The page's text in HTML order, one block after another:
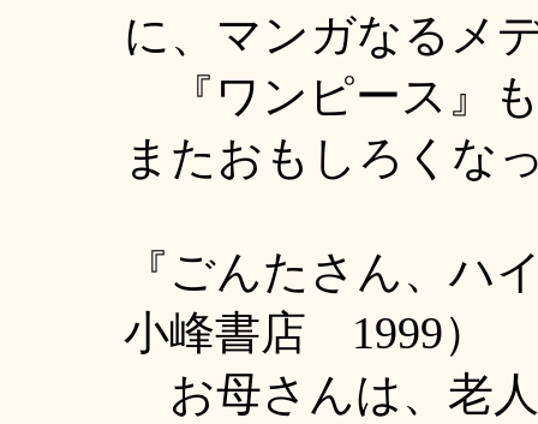
に、マンガなるメ
『ワンピース』
またおもしろくな
『ごんたさん、
小峰書店 1999）
お母さんは、老